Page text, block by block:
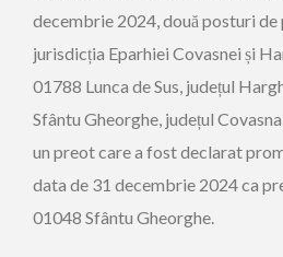
decembrie 2024, două posturi
jurisdicția Eparhiei Covasnei și
01788 Lunca de Sus, județul
Sfântu Gheorghe, județul
un preot care a fost declarat
data de 31 decembrie 2024 ca
01048 Sfântu Gheorghe.